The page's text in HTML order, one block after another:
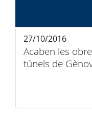
Acaben les
túnels de
27/10/2016